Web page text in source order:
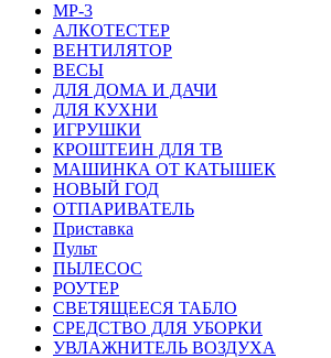
MP-3
АЛКОТЕСТЕР
ВЕНТИЛЯТОР
ВЕСЫ
ДЛЯ ДОМА И ДАЧИ
ДЛЯ КУХНИ
ИГРУШКИ
КРОШТЕИН ДЛЯ ТВ
МАШИНКА ОТ КАТЫШЕК
НОВЫЙ ГОД
ОТПАРИВАТЕЛЬ
Приставка
Пульт
ПЫЛЕСОС
РОУТЕР
СВЕТЯЩЕЕСЯ ТАБЛО
СРЕДСТВО ДЛЯ УБОРКИ
УВЛАЖНИТЕЛЬ ВОЗДУХА